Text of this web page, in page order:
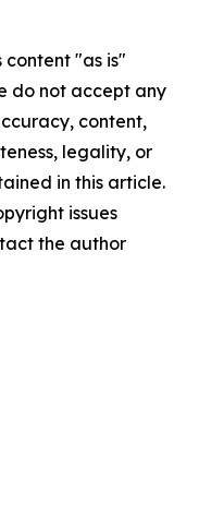
content "as is"
do not accept any
content,
legality, or
in this article.
issues
the author